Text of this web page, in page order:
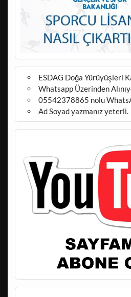
ESDAG Doğa Yürüyüşleri
Whatsapp Üzerinden
05542378865 nolu
Ad Soyad yazmanız yeterli.